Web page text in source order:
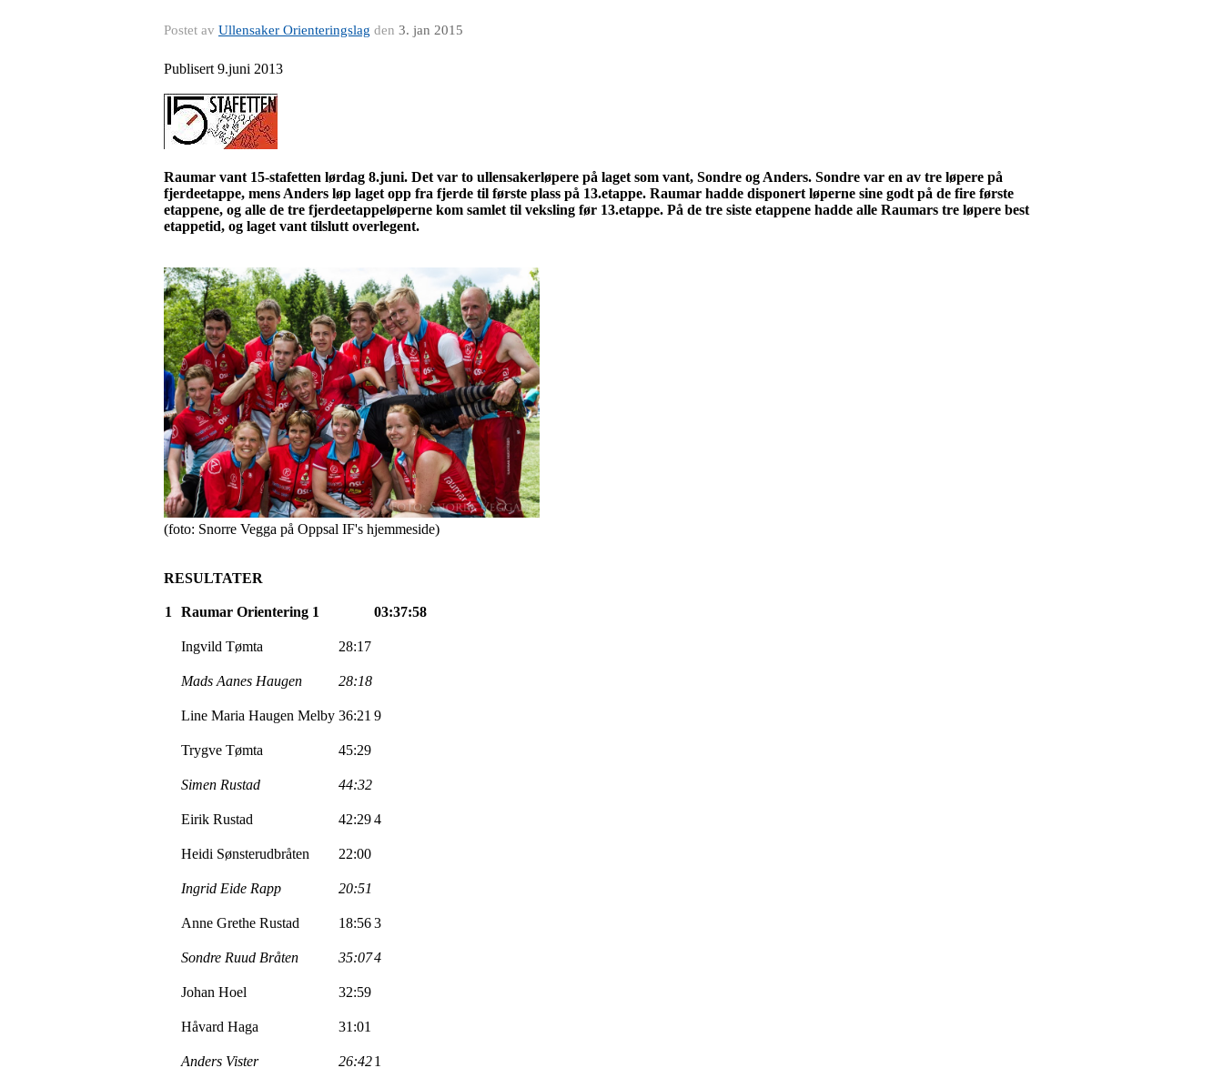
Postet av Ullensaker Orienteringslag den 3. jan 2015
Publisert 9.juni 2013
Raumar vant 15-stafetten lørdag 8.juni. Det var to ullensakerløpere på laget som vant, Sondre og Anders. Sondre var en av tre løpere på
fjerdeetappe, mens Anders løp laget opp fra fjerde til første plass på 13.etappe. Raumar hadde disponert løperne sine godt på de fire første
etappene, og alle de tre fjerdeetappeløperne kom samlet til veksling før 13.etappe. På de tre siste etappene hadde alle Raumars tre løpere best
etappetid, og laget vant tilslutt overlegent.
(foto: Snorre Vegga på Oppsal IF's hjemmeside)
RESULTATER
1 Raumar Orientering 1 03:37:58
Ingvild Tømta 28:17
Mads Aanes Haugen 28:18
Line Maria Haugen Melby 36:21 9
Trygve Tømta 45:29
Simen Rustad 44:32
Eirik Rustad 42:294
Heidi Sønsterudbråten 22:00
Ingrid Eide Rapp 20:51
Anne Grethe Rustad 18:563
Sondre Ruud Bråten 35:074
Johan Hoel 32:59
Håvard Haga 31:01
Anders Vister 26:421